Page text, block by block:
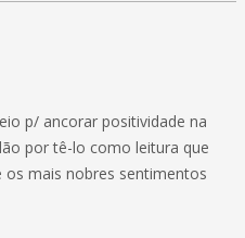
p/ ancorar positividade na
por tê-lo como leitura que
mais nobres sentimentos